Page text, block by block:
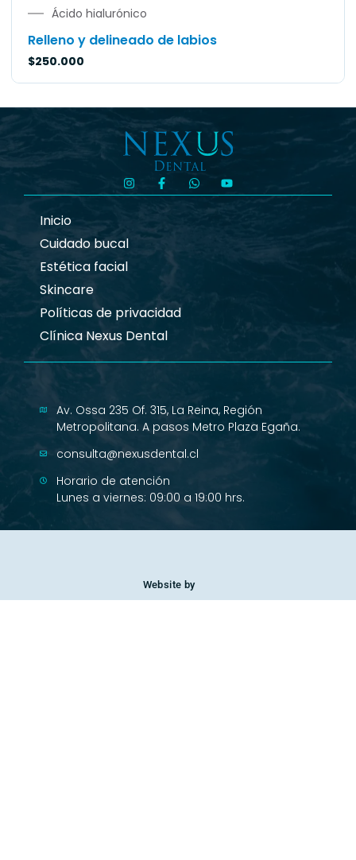
Ácido hialurónico
Relleno y delineado de labios
$250.000
Inicio
Cuidado bucal
Estética facial
Skincare
Políticas de privacidad
Clínica Nexus Dental
Av. Ossa 235 Of. 315, La Reina, Región
Metropolitana. A pasos Metro Plaza Egaña.
consulta@nexusdental.cl
Horario de atención
Lunes a viernes: 09:00 a 19:00 hrs.
Website by